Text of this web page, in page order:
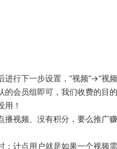
行下一步设置，“视频”→“视
会员组即可，我们收费的目
！
视频、没有积分，要么推广
计点用户就是如果一个视频